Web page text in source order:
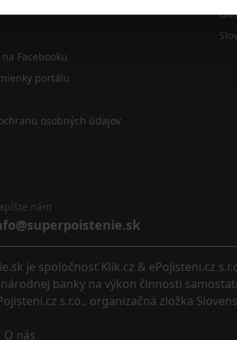
Facebooku
portálu
osobných údajov
nám
je spoločnosť Klik.cz & ePojisteni.cz
národnej banky na výkon činnosti
s.r.o., organizačná zložka
O nás